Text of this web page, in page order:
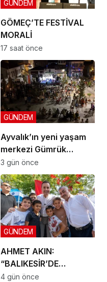
GÖMEÇ’TE FESTİVAL
MORALİ
GÜNDEM
17 saat önce
Ayvalık’ın yeni yaşam
merkezi Gümrük
Meydanı açıldı
GÜNDEM
3 gün önce
AHMET AKIN:
“BALIKESİR’DE
DOKUNMADIĞIMIZ İLÇE
GÜNDEM
4 gün önce